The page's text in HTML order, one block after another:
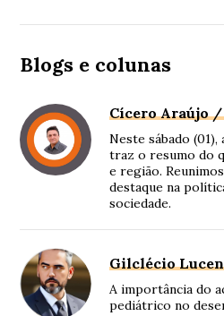
Blogs e colunas
Cícero Araújo /
Neste sábado
traz o resumo do
e região.
destaque na
sociedade.
Gilclécio
A importância do
pediátrico no